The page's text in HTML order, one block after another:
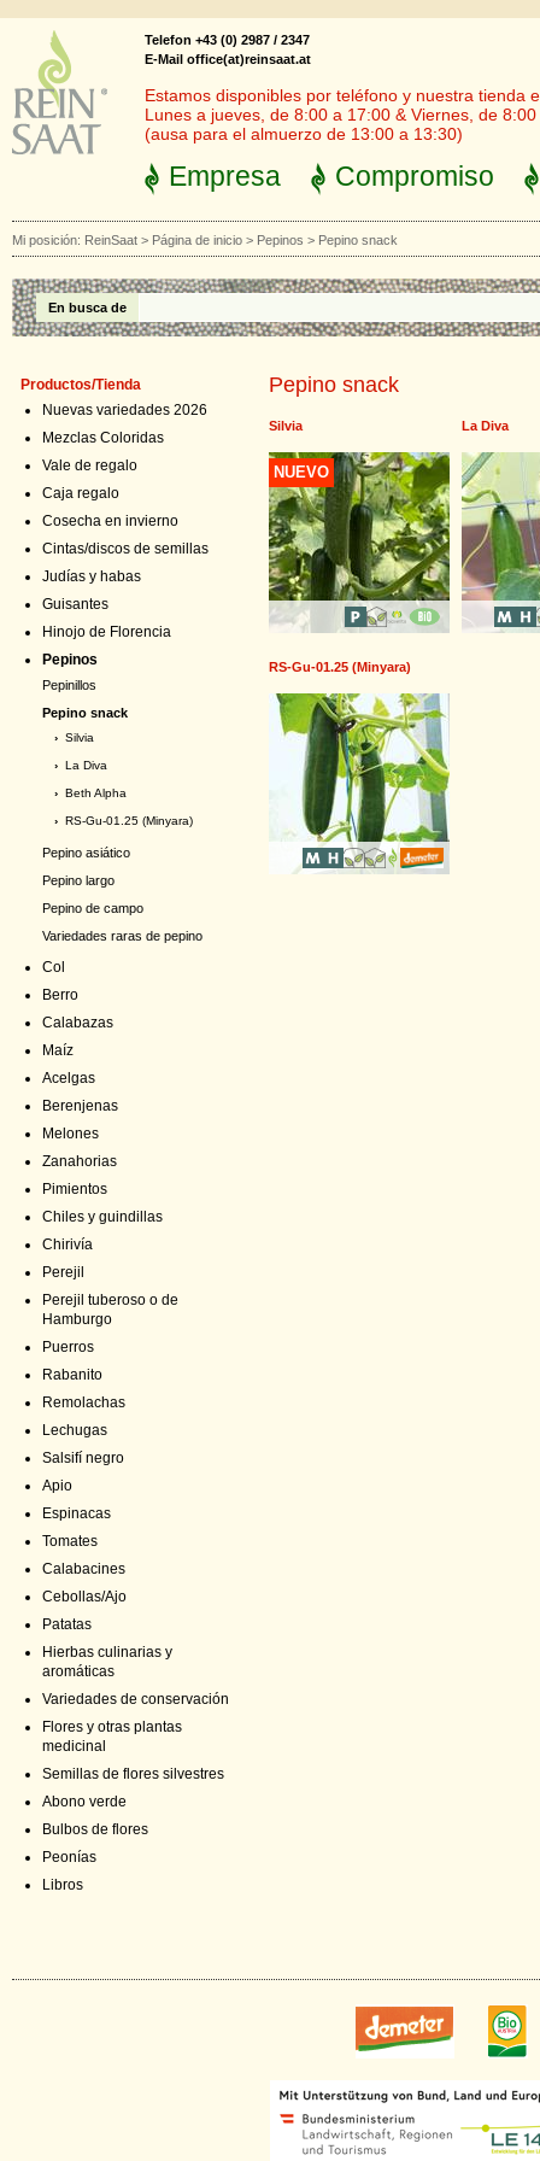
Telefon +43 (0) 2987 / 2347
E-Mail office(at)reinsaat.at
Estamos disponibles por teléfono y nuestra tienda
Lunes a jueves, de 8:00 a 17:00 & Viernes, de
(ausa para el almuerzo de 13:00 a 13:30)
Empresa Compromiso
Mi posición: ReinSaat > Página de inicio > Pepinos > Pepino snack
En busca de
Productos/Tienda
Nuevas variedades 2026
Mezclas Coloridas
Vale de regalo
Caja regalo
Cosecha en invierno
Cintas/discos de semillas
Judías y habas
Guisantes
Hinojo de Florencia
Pepinos
Pepinillos
Pepino snack
› Silvia
› La Diva
› Beth Alpha
› RS-Gu-01.25 (Minyara)
Pepino asiático
Pepino largo
Pepino de campo
Variedades raras de pepino
Col
Berro
Calabazas
Maíz
Acelgas
Berenjenas
Melones
Zanahorias
Pimientos
Chiles y guindillas
Chirivía
Perejil
Perejil tuberoso o de
Hamburgo
Puerros
Rabanito
Remolachas
Lechugas
Salsifí negro
Apio
Espinacas
Tomates
Calabacines
Cebollas/Ajo
Patatas
Hierbas culinarias y
aromáticas
Variedades de conservación
Flores y otras plantas
medicinal
Semillas de flores silvestres
Abono verde
Bulbos de flores
Peonías
Libros
Pepino snack
Silvia
NUEVO
La Diva
RS-Gu-01.25 (Minyara)